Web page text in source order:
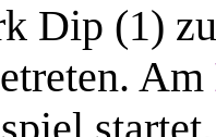
Dip (1)
Am